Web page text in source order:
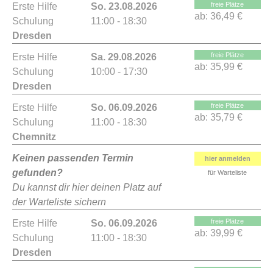
Erste Hilfe
Schulung
Dresden
So. 23.08.2026
11:00 - 18:30
freie Plätze
ab: 36,49 €
Erste Hilfe
Schulung
Dresden
Sa. 29.08.2026
10:00 - 17:30
freie Plätze
ab: 35,99 €
Erste Hilfe
Schulung
Chemnitz
So. 06.09.2026
11:00 - 18:30
freie Plätze
ab: 35,79 €
Keinen passenden Termin
gefunden?
Du kannst dir hier deinen Platz auf
der Warteliste sichern
hier anmelden
für Warteliste
Erste Hilfe
Schulung
Dresden
So. 06.09.2026
11:00 - 18:30
freie Plätze
ab: 39,99 €